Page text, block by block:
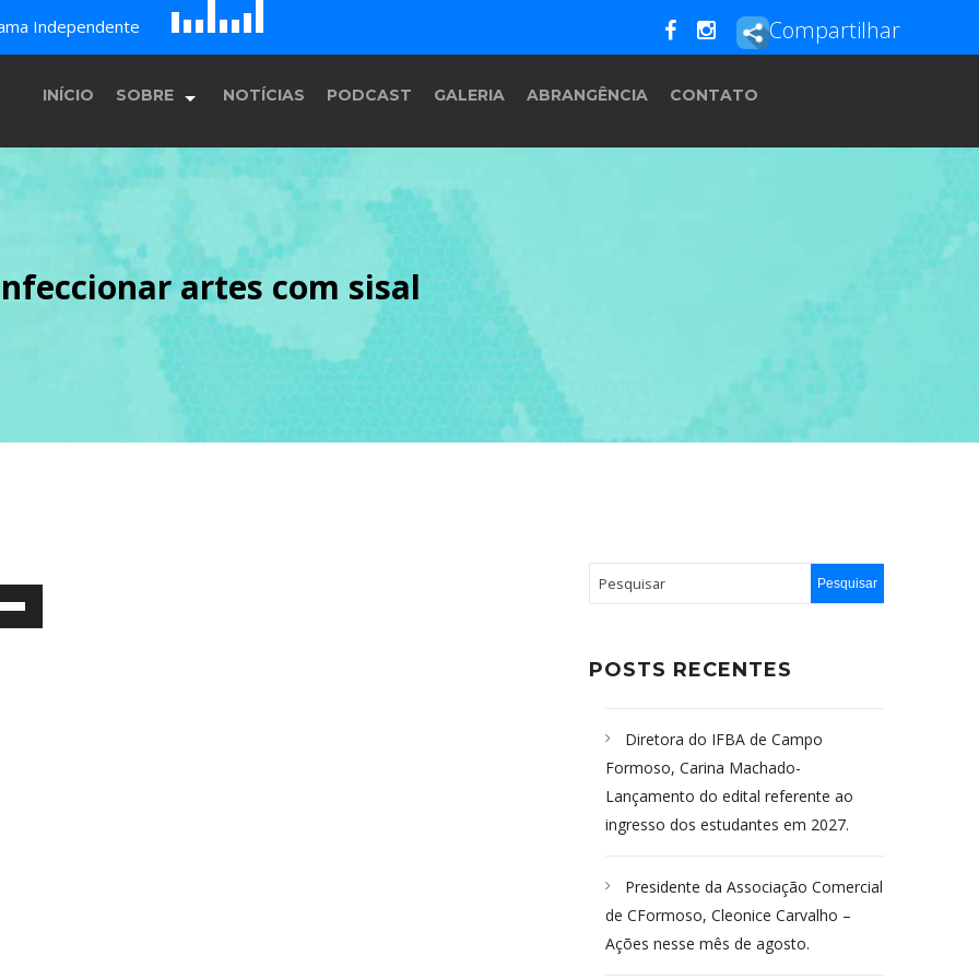
Independente B c
E F G Compartilhar
INÍCIO SOBRE
História
Equipe
Programação
NOTÍCIAS PODCAST GALERIA ABRANGÊNCIA CONTATO
artes com sisal
POSTS RECENTES
Diretora do IFBA de Campo
Formoso, Carina Machado-
Lançamento do edital referente ao
ingresso dos estudantes em 2027.
Presidente da Associação Comercial
de CFormoso, Cleonice Carvalho –
Ações nesse mês de agosto.